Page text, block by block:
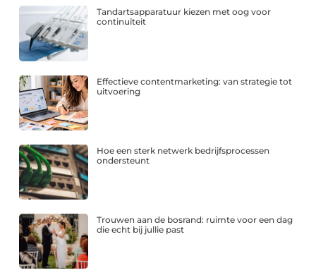
Tandartsapparatuur kiezen met oog voor
continuïteit
Effectieve contentmarketing: van strategie tot
uitvoering
Hoe een sterk netwerk bedrijfsprocessen
ondersteunt
Trouwen aan de bosrand: ruimte voor een dag
die echt bij jullie past